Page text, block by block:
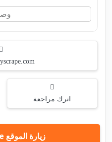
اترك مراجعة
زيارة الموقع Proxyscrape